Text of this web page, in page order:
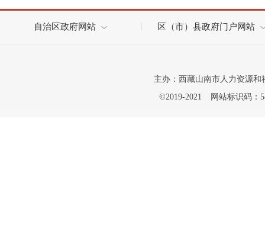
自治区政府网站 区（市）县政府门户网站
主办：西藏山南市人力资源和
©2019-2021
网站标识码：